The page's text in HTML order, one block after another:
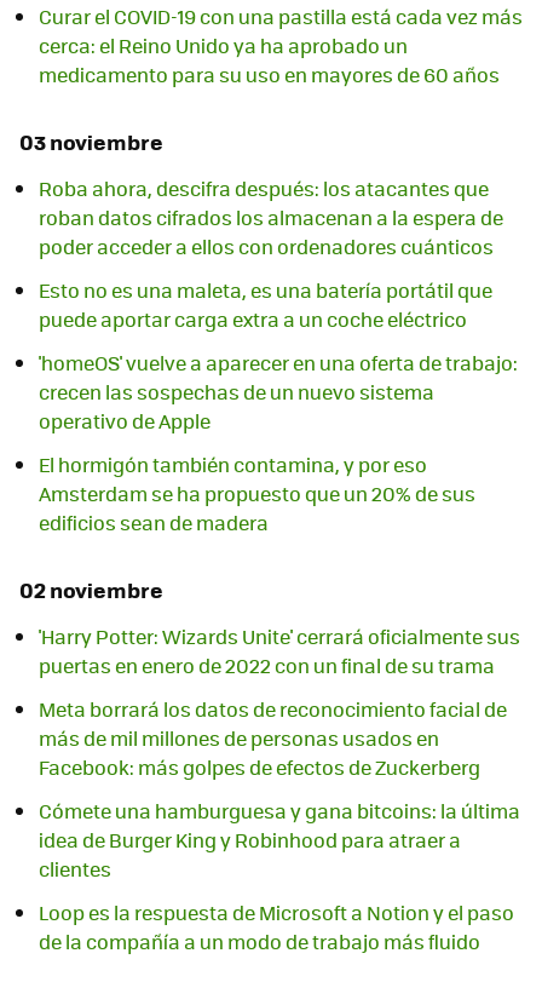
Curar el COVID-19 con una pastilla está cada vez más
cerca: el Reino Unido ya ha aprobado un
medicamento para su uso en mayores de 60 años
03 noviembre
Roba ahora, descifra después: los atacantes que
roban datos cifrados los almacenan a la espera de
poder acceder a ellos con ordenadores cuánticos
Esto no es una maleta, es una batería portátil que
puede aportar carga extra a un coche eléctrico
'homeOS' vuelve a aparecer en una oferta de trabajo:
crecen las sospechas de un nuevo sistema
operativo de Apple
El hormigón también contamina, y por eso
Amsterdam se ha propuesto que un 20% de sus
edificios sean de madera
02 noviembre
'Harry Potter: Wizards Unite' cerrará oficialmente sus
puertas en enero de 2022 con un final de su trama
Meta borrará los datos de reconocimiento facial de
más de mil millones de personas usados en
Facebook: más golpes de efectos de Zuckerberg
Cómete una hamburguesa y gana bitcoins: la última
idea de Burger King y Robinhood para atraer a
clientes
Loop es la respuesta de Microsoft a Notion y el paso
de la compañía a un modo de trabajo más fluido